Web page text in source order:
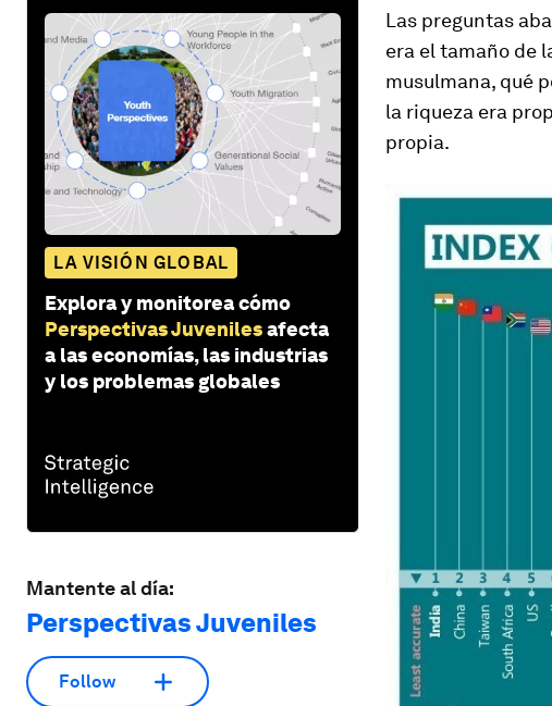
LA VISIÓN GLOBAL
Explora y monitorea cómo
Perspectivas Juvenilesafecta
a las economías, las industrias
y los problemas globales
Mantente al día:
Perspectivas Juveniles
Follow
Las preguntas
era el tamaño de
musulmana, qué
la riqueza era
propia.